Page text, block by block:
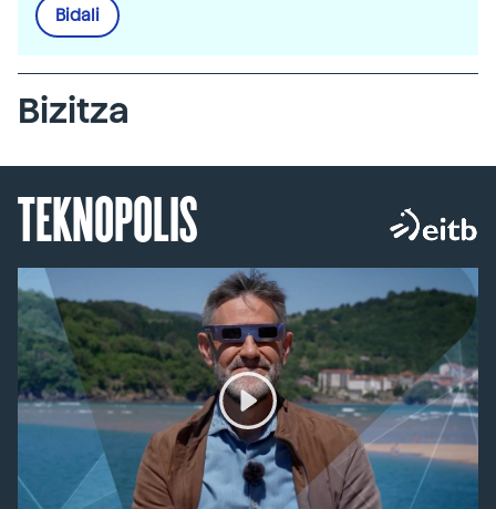
Bidali
Bizitza
TEKNOPOLIS